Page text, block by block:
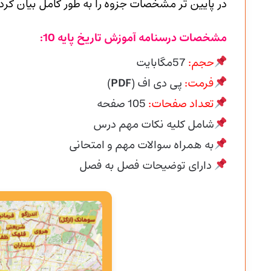
در پایین تر مشخصات جزوه را به طور کامل بیان
مشخصات درسنامه آموزش تاریخ پایه 10:
حجم:
فرمت: پی دی اف (PDF
)
تعداد صفحات: 105صفحه
شامل کلیه نکات مهم درس
به همراه سوالات مهم و امتحانی
دارای توضیحات فصل به فصل